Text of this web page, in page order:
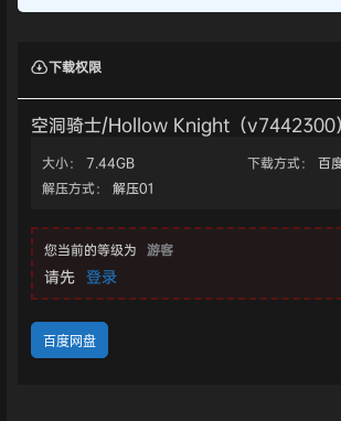
下载权限
空洞骑士/Hollow Knight（v7442300）
大小： 7.44GB 下载方式：
百
解压方式：
解压01
您当前的等级为 游客
请先 登录
百度网盘